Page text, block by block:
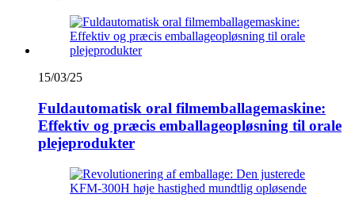
15/03/25
Fuldautomatisk oral filmemballagemaskine:
Effektiv og præcis emballageopløsning til orale
plejeprodukter